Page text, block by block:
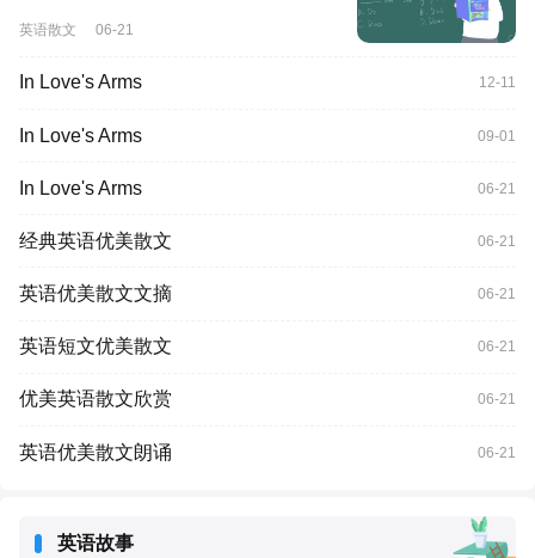
英语散文 06-21
In Love's Arms 12-11
In Love's Arms 09-01
In Love's Arms 06-21
经典英语优美散文 06-21
英语优美散文文摘 06-21
英语短文优美散文 06-21
优美英语散文欣赏 06-21
英语优美散文朗诵 06-21
英语故事